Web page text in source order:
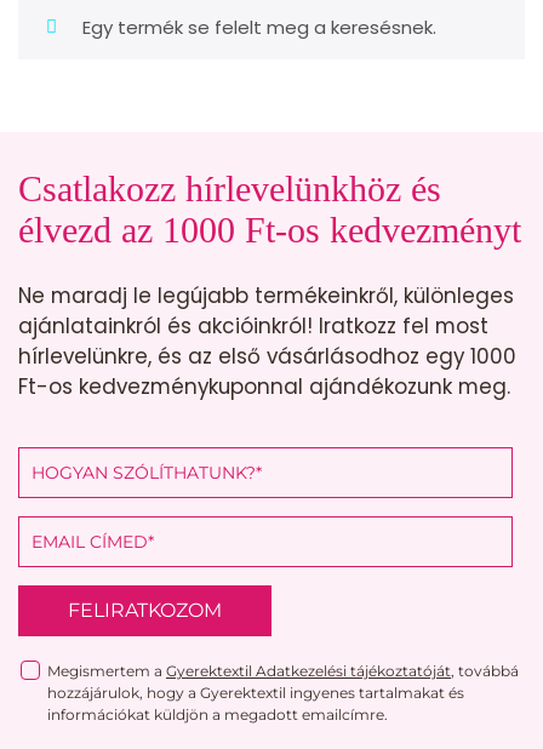
Egy termék se felelt meg a keresésnek.
Csatlakozz hírlevelünkhöz és
élvezd az 1000 Ft-os kedvezményt
Ne maradj le legújabb termékeinkről, különleges
ajánlatainkról és akcióinkról! Iratkozz fel most
hírlevelünkre, és az első vásárlásodhoz egy 1000
Ft-os kedvezménykuponnal ajándékozunk meg.
FELIRATKOZOM
Megismertem a Gyerektextil Adatkezelési tájékoztatóját, továbbá
hozzájárulok, hogy a Gyerektextil ingyenes tartalmakat és
információkat küldjön a megadott emailcímre.